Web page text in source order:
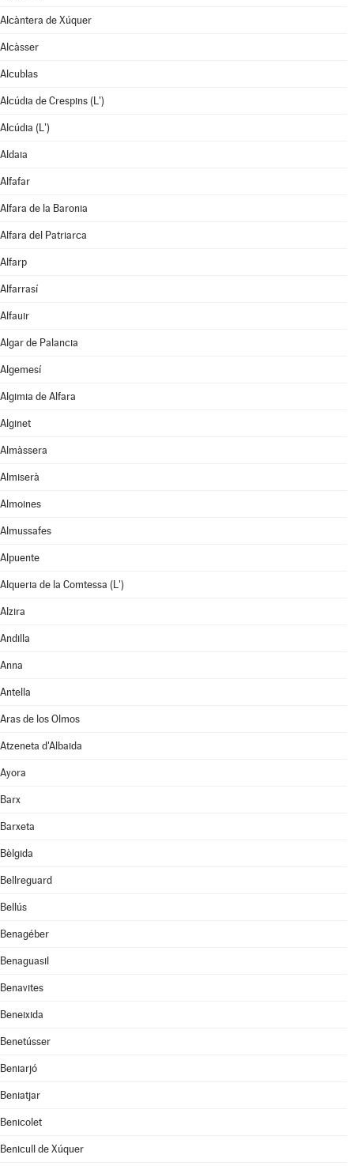
Alcàntera de Xúquer
Alcàsser
Alcublas
Alcúdia de Crespins (L')
Alcúdia (L')
Aldaia
Alfafar
Alfara de la Baronia
Alfara del Patriarca
Alfarp
Alfarrasí
Alfauir
Algar de Palancia
Algemesí
Algimia de Alfara
Alginet
Almàssera
Almiserà
Almoines
Almussafes
Alpuente
Alqueria de la Comtessa (L')
Alzira
Andilla
Anna
Antella
Aras de los Olmos
Atzeneta d'Albaida
Ayora
Barx
Barxeta
Bèlgida
Bellreguard
Bellús
Benagéber
Benaguasil
Benavites
Beneixida
Benetússer
Beniarjó
Beniatjar
Benicolet
Benicull de Xúquer